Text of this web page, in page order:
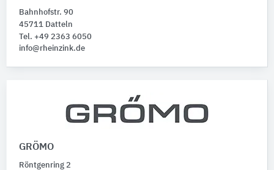
Bahnhofstr. 90
45711 Datteln
Tel. +49 2363 6050
info@rheinzink.de
GRÖMO
Röntgenring 2